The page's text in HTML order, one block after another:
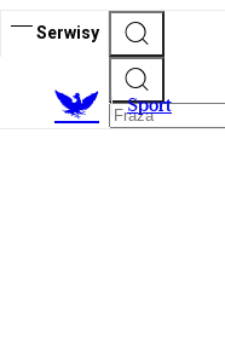
Serwisy
Sport